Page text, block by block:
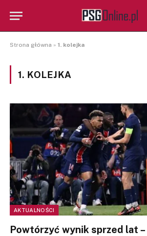
Strona główna » 1. kolejka
1. KOLEJKA
AKTUALNOŚCI
Powtórzyć wynik sprzed lat